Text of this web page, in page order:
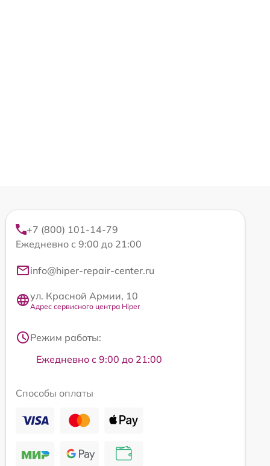
+7 (800) 101-14-79
Ежедневно с 9:00 до 21:00
info@hiper-repair-center.ru
ул. Красной Армии, 10
Адрес сервисного центра Hiper
Режим работы:
Ежедневно с 9:00 до 21:00
Способы оплаты